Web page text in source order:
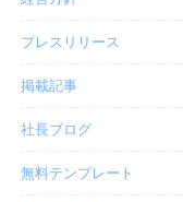
プレスリリース
掲載記事
社長ブログ
無料テンプレート